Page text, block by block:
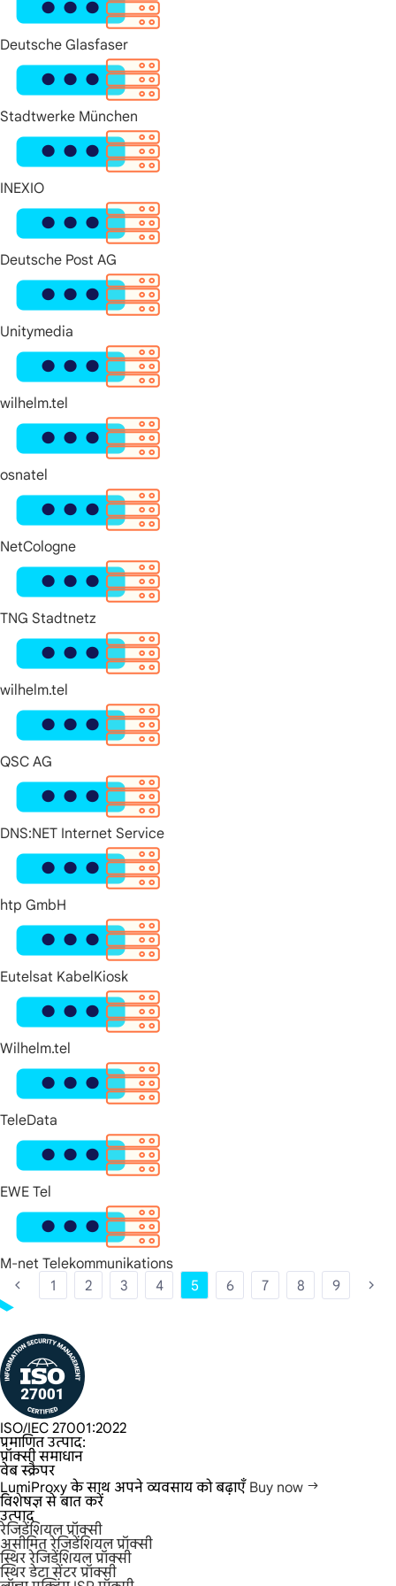
Deutsche Glasfaser
Stadtwerke München
INEXIO
Deutsche Post AG
Unitymedia
wilhelm.tel
osnatel
NetCologne
TNG Stadtnetz
wilhelm.tel
QSC AG
DNS:NET Internet Service
htp GmbH
Eutelsat KabelKiosk
Wilhelm.tel
TeleData
EWE Tel
M-net Telekommunikations
1
2 3 4 5 6 7 8 9
ISO/IEC 27001:2022
प्रमाणित उत्पाद:
प्रॉक्सी समाधान
वेब स्क्रैपर
LumiProxy के साथ अपने व्यवसाय को बढ़ाएँ Buy now
विशेषज्ञ से बात करें
उत्पाद
रेजिडेंशियल प्रॉक्सी
असीमित रेजिडेंशियल प्रॉक्सी
स्थिर रेजिडेंशियल प्रॉक्सी
स्थिर डेटा सेंटर प्रॉक्सी